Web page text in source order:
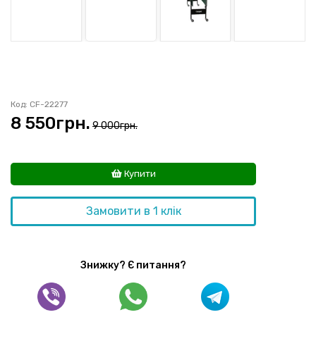
Код: CF-22277
8 550грн. 9 000грн.
Купити
Замовити в 1 клік
Знижку? Є питання?